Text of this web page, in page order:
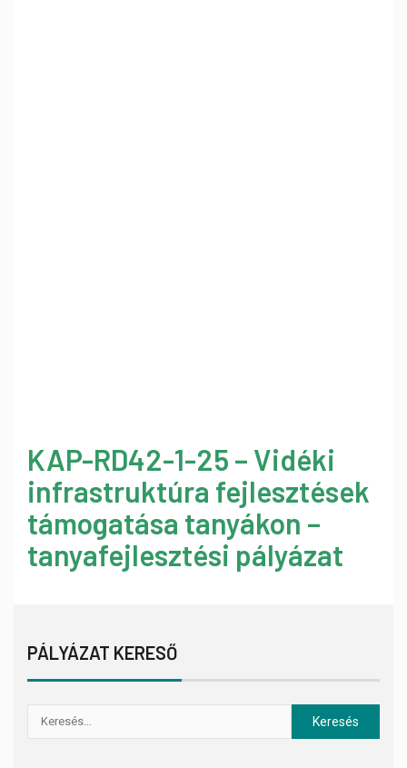
KAP-RD42-1-25 – Vidéki
infrastruktúra fejlesztések
támogatása tanyákon –
tanyafejlesztési pályázat
PÁLYÁZAT KERESŐ